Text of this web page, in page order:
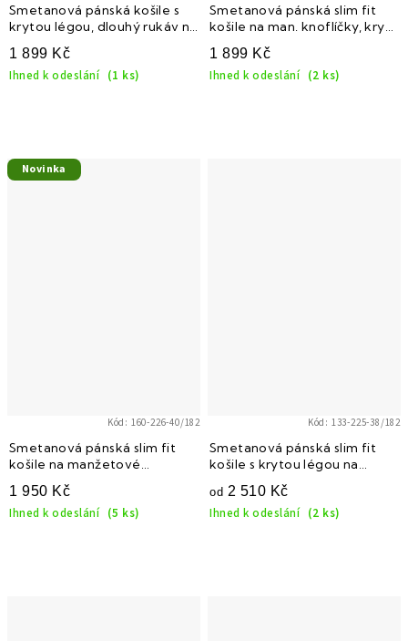
Smetanová pánská košile s
krytou légou, dlouhý rukáv na
1 899 Kč
Ihned k odeslání (1 ks)
Smetanová pánská slim fit
košile na man. knoflíčky, krytá
1 899 Kč
Ihned k odeslání (2 ks)
Novinka
Smetanová pánská slim fit
košile na manžetové
knoflíčky s krytou légou 160-
226
1 950 Kč
Ihned k odeslání (5 ks)
Kód: 160-226-40/182
Smetanová pánská slim fit
košile s krytou légou na
manžetové knoflíčky 133-225
od 2 510 Kč
Ihned k odeslání (2 ks)
Kód: 133-225-38/182